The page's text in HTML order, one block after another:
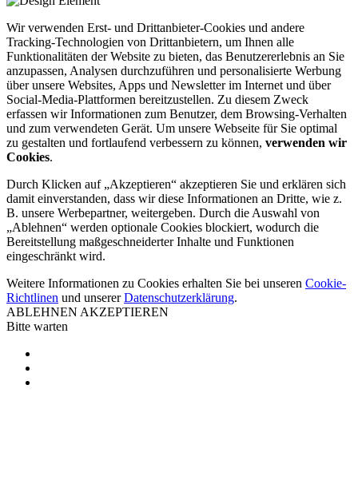
Wir verwenden Erst- und Drittanbieter-Cookies und andere
Tracking-Technologien von Drittanbietern, um Ihnen alle
Funktionalitäten der Website zu bieten, das Benutzererlebnis an Sie
anzupassen, Analysen durchzuführen und personalisierte Werbung
über unsere Websites, Apps und Newsletter im Internet und über
Social-Media-Plattformen bereitzustellen. Zu diesem Zweck
erfassen wir Informationen zum Benutzer, dem Browsing-Verhalten
und zum verwendeten Gerät. Um unsere Webseite für Sie optimal
zu gestalten und fortlaufend verbessern zu können, verwenden wir
Cookies.
Durch Klicken auf „Akzeptieren“ akzeptieren Sie und erklären sich
damit einverstanden, dass wir diese Informationen an Dritte, wie z.
B. unsere Werbepartner, weitergeben. Durch die Auswahl von
„Ablehnen“ werden optionale Cookies blockiert, wodurch die
Bereitstellung maßgeschneiderter Inhalte und Funktionen
eingeschränkt wird.
Weitere Informationen zu Cookies erhalten Sie bei unseren Cookie-
Richtlinen und unsererDatenschutzerklärung.
ABLEHNEN AKZEPTIEREN
Bitte warten